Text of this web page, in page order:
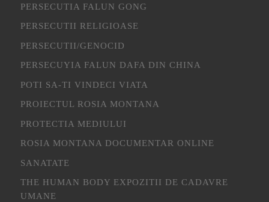
PERSECUTIA FALUN GONG
PERSECUTII RELIGIOASE
PERSECUTII/GENOCID
PERSECUYIA FALUN DAFA DIN CHINA
POTI SA-TI VINDECI VIATA
PROIECTUL ROSIA MONTANA
PROTECTIA MEDIULUI
ROSIA MONTANA DOCUMENTAR ONLINE
SANATATE
THE HUMAN BODY EXPOZITII DE CADAVRE
UMANE